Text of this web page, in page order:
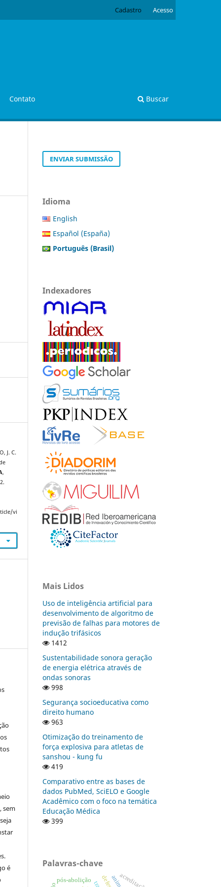
Contato Buscar
Cadastro Acesso
J. C.
,
vi
sem
é
ENVIAR SUBMISSÃO
Idioma
English
Español (España)
Português (Brasil)
Indexadores
Mais Lidos
Uso de inteligência artificial para
desenvolvimento de algoritmo de
previsão de falhas para motores de
indução trifásicos
1412
Sustentabilidade sonora geração
de energia elétrica através de
ondas sonoras
998
Segurança socioeducativa como
direito humano
963
Otimização do treinamento de
força explosiva para atletas de
sanshou - kung fu
419
Comparativo entre as bases de
dados PubMed, SciELO e Google
Acadêmico com o foco na temática
Educação Médica
399
Palavras-chave
acreditação
pós-abolição